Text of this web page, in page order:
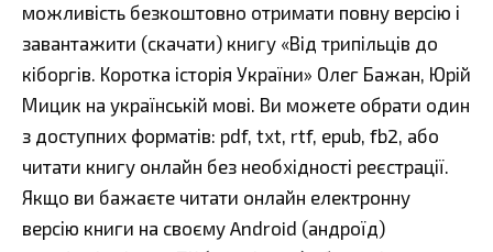
можливість безкоштовно отримати повну версію і
завантажити (скачати) книгу «Від трипільців до
кіборгів. Коротка історія України» Олег Бажан, Юрій
Мицик на українській мові. Ви можете обрати один
з доступних форматів: pdf, txt, rtf, epub, fb2, або
читати книгу онлайн без необхідності реєстрації.
Якщо ви бажаєте читати онлайн електронну
версію книги на своєму Android (андроїд)